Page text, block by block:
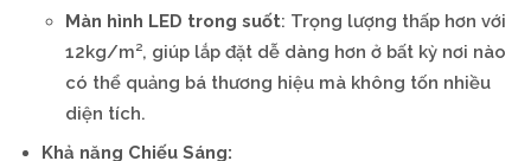
Màn hình LED trong suốt: Trọng lượng thấp hơn với
12kg/m², giúp lắp đặt dễ dàng hơn ở bất kỳ nơi nào
có thể quảng bá thương hiệu mà không tốn nhiều
diện tích.
Khả năng Chiếu Sáng: